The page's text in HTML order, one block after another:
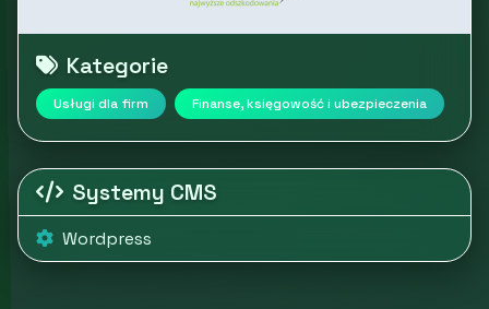
Kategorie
Usługi dla firm Finanse, księgowość i ubezpieczenia
Systemy CMS
Wordpress